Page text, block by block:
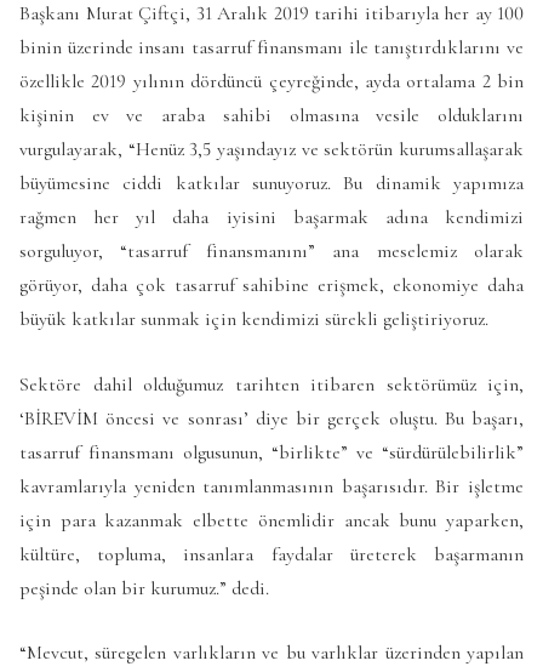
Başkanı Murat Çiftçi, 31 Aralık 2019 tarihi itibarıyla her ay 100
binin üzerinde insanı tasarruf finansmanı ile tanıştırdıklarını ve
özellikle 2019 yılının dördüncü çeyreğinde, ayda ortalama 2 bin
kişinin ev ve araba sahibi olmasına vesile olduklarını
vurgulayarak, “Henüz 3,5 yaşındayız ve sektörün kurumsallaşarak
büyümesine ciddi katkılar sunuyoruz. Bu dinamik yapımıza
rağmen her yıl daha iyisini başarmak adına kendimizi
sorguluyor, “tasarruf finansmanını” ana meselemiz olarak
görüyor, daha çok tasarruf sahibine erişmek, ekonomiye daha
büyük katkılar sunmak için kendimizi sürekli geliştiriyoruz.
Sektöre dahil olduğumuz tarihten itibaren sektörümüz için,
‘BİREVİM öncesi ve sonrası’ diye bir gerçek oluştu. Bu başarı,
tasarruf finansmanı olgusunun, “birlikte” ve “sürdürülebilirlik”
kavramlarıyla yeniden tanımlanmasının başarısıdır. Bir işletme
için para kazanmak elbette önemlidir ancak bunu yaparken,
kültüre, topluma, insanlara faydalar üreterek başarmanın
peşinde olan bir kurumuz.” dedi.
“Mevcut, süregelen varlıkların ve bu varlıklar üzerinden yapılan